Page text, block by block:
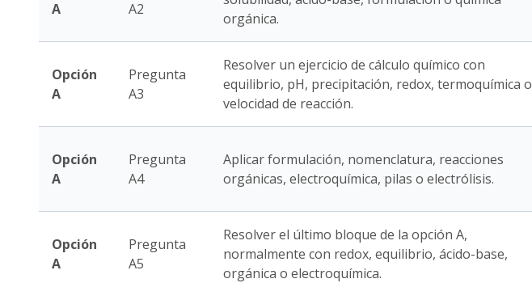
A
A2
orgánica.
Opción
A
Pregunta
A3
Resolver un ejercicio de cálculo químico con
equilibrio, pH, precipitación, redox, termoquímica o
velocidad de reacción.
Opción
A
Pregunta
A4
Aplicar formulación, nomenclatura, reacciones
orgánicas, electroquímica, pilas o electrólisis.
Opción
A
Pregunta
A5
Resolver el último bloque de la opción A,
normalmente con redox, equilibrio, ácido-base,
orgánica o electroquímica.